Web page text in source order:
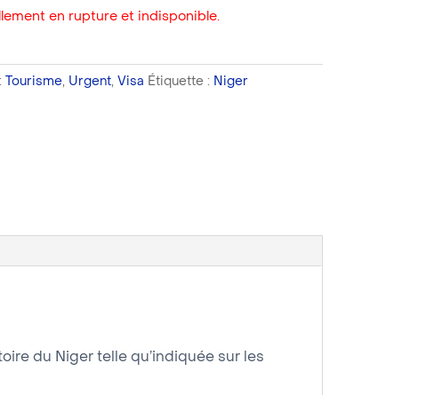
en rupture et indisponible.
Tourisme, Urgent, Visa Étiquette : Niger
du Niger telle qu’indiquée sur les